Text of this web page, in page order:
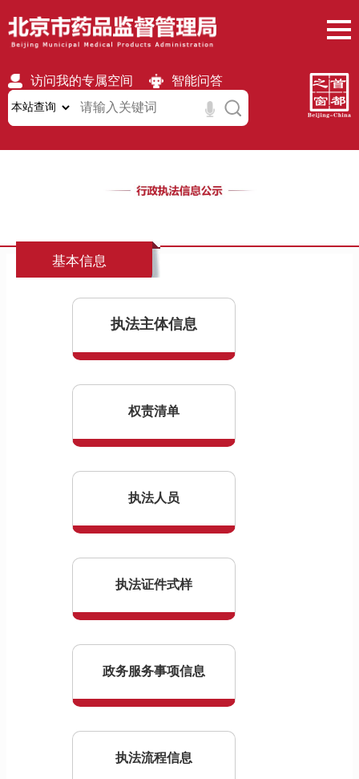
访问我的专属空间 智能问答
无障碍 繁體 移动版
基本信息
执法主体信息
权责清单
执法人员
执法证件式样
政务服务事项信息
执法流程信息